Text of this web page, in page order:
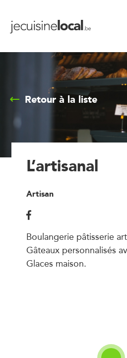
Retour à la liste
L’artisanal
Artisan
Boulangerie pâtisserie
Gâteaux personnalisés
Glaces maison.